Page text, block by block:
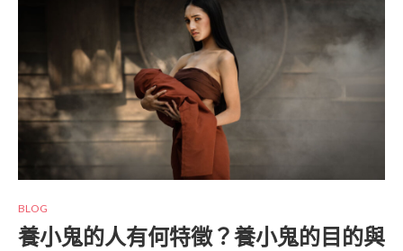
BLOG
養小鬼的人有何特徵？養小鬼的目的與